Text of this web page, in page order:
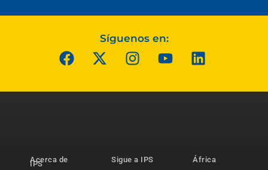
Síguenos en:
Acerca de
IPS
Sigue a IPS
África